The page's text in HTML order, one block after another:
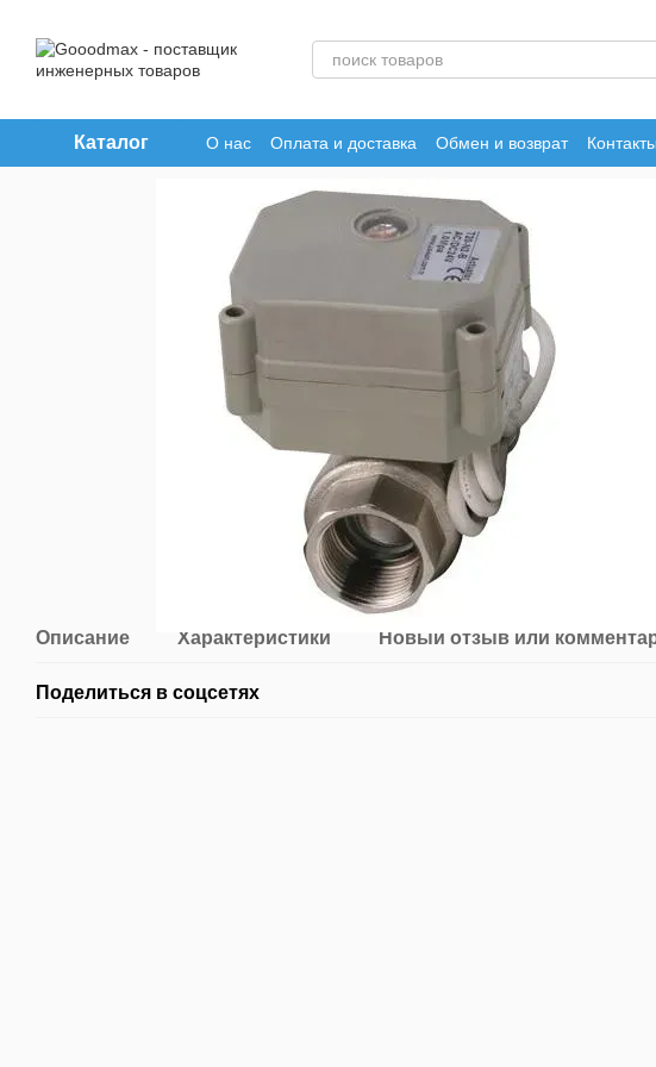
Каталог О нас Оплата и доставка Обмен и возврат Контакты
Описание Характеристики Новый отзыв или
Поделиться в соцсетях